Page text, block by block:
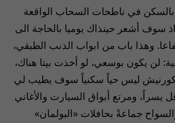
بالسكن في ناطحات السحاب الواقعة
سوف أشعر حينذاك يوميا بالحاجة الى
وهذا باب من ابواب الذنب الطبقي،
لن يكون بوسعي، لو أخذت بيتا هناك،
ليس حياً سكنياً سوف يطيب لي
يسراً، ومرتع أبواق السيارت والأغاني
جماعةً بحافلات «البولمان»